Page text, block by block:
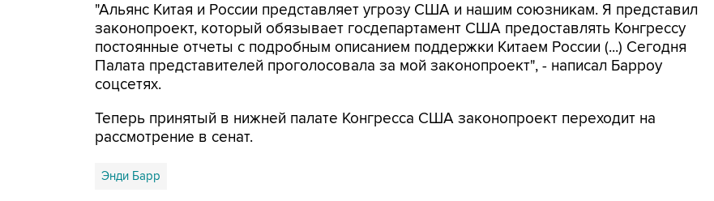
"Альянс Китая и России представляет угрозу США и нашим союзникам. Я представил
законопроект, который обязывает госдепартамент США предоставлять Конгрессу
постоянные отчеты с подробным описанием поддержки Китаем России (...) Сегодня
Палата представителей проголосовала за мой законопроект", - написал Барроу
соцсетях.
Теперь принятый в нижней палате Конгресса США законопроект переходит на
рассмотрение в сенат.
Энди Барр